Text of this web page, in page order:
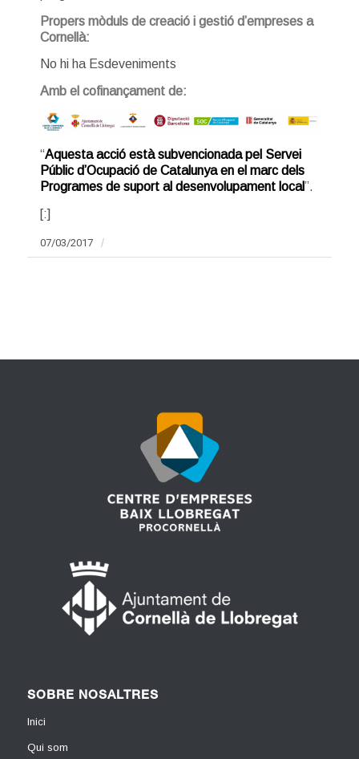
Propers mòduls de creació i gestió d’empreses a
Cornellà:
No hi ha Esdeveniments
Amb el cofinançament de:
“Aquesta acció està subvencionada pel Servei
Públic d’Ocupació de Catalunya en el marc dels
Programes de suport al desenvolupament local”.
[:]
07/03/2017 /
SOBRE NOSALTRES
Inici
Qui som